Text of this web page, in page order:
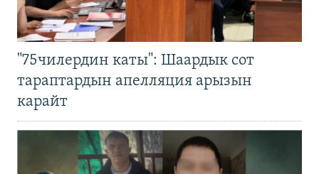
"75чилердин каты": Шаардык сот
тараптардын апелляция арызын
карайт